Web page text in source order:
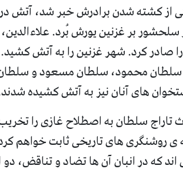
از کشته شدن برادرش خبر شد، آتش
بر غزنین یورش بُرد.
صادر کرد.شهر غزنین را به آتش کشید.
سلطان محمود، سلطان مسعود و سلطان
های آنان نیز به آتش کشیده شدند
تاراج سلطان به اصطلاح غازی را
روشنگری های تاریخی ثابت خواهم
اند که در انبان آن ها تضاد و